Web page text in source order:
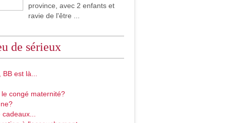
province, avec 2 enfants et
ravie de l'être ...
de sérieux
est là...
congé maternité?